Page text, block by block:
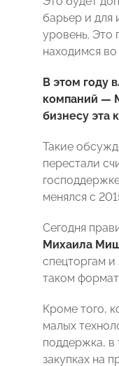
барьер и для
уровень. Это
находимся
В этом году
компаний —
бизнесу эта
Такие
перестали
менялся с
Сегодня
Михаила
спецторгам
таком
Кроме того,
малых
поддержка, в
закупках на